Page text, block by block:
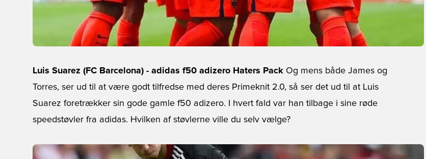
Luis Suarez (FC Barcelona) - adidas f50 adizero Haters Pack Og mens både James og
Torres, ser ud til at være godt tilfredse med deres Primeknit 2.0, så ser det ud til at Luis
Suarez foretrækker sin gode gamle f50 adizero. I hvert fald var han tilbage i sine røde
speedstøvler fra adidas. Hvilken af støvlerne ville du selv vælge?